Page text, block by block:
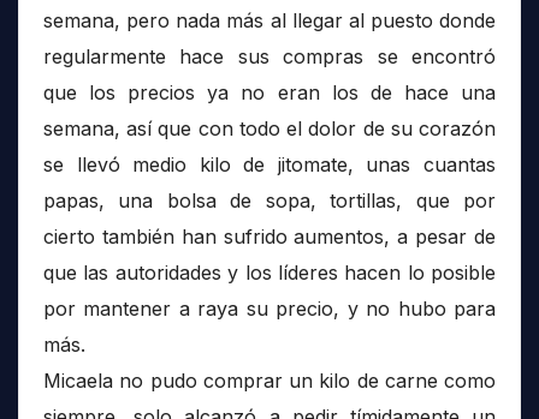
semana, pero nada más al llegar al puesto donde
regularmente hace sus compras se encontró
que los precios ya no eran los de hace una
semana, así que con todo el dolor de su corazón
se llevó medio kilo de jitomate, unas cuantas
papas, una bolsa de sopa, tortillas, que por
cierto también han sufrido aumentos, a pesar de
que las autoridades y los líderes hacen lo posible
por mantener a raya su precio, y no hubo para
más.
Micaela no pudo comprar un kilo de carne como